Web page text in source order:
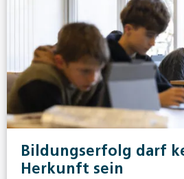
Bildungserfolg darf
Herkunft sein